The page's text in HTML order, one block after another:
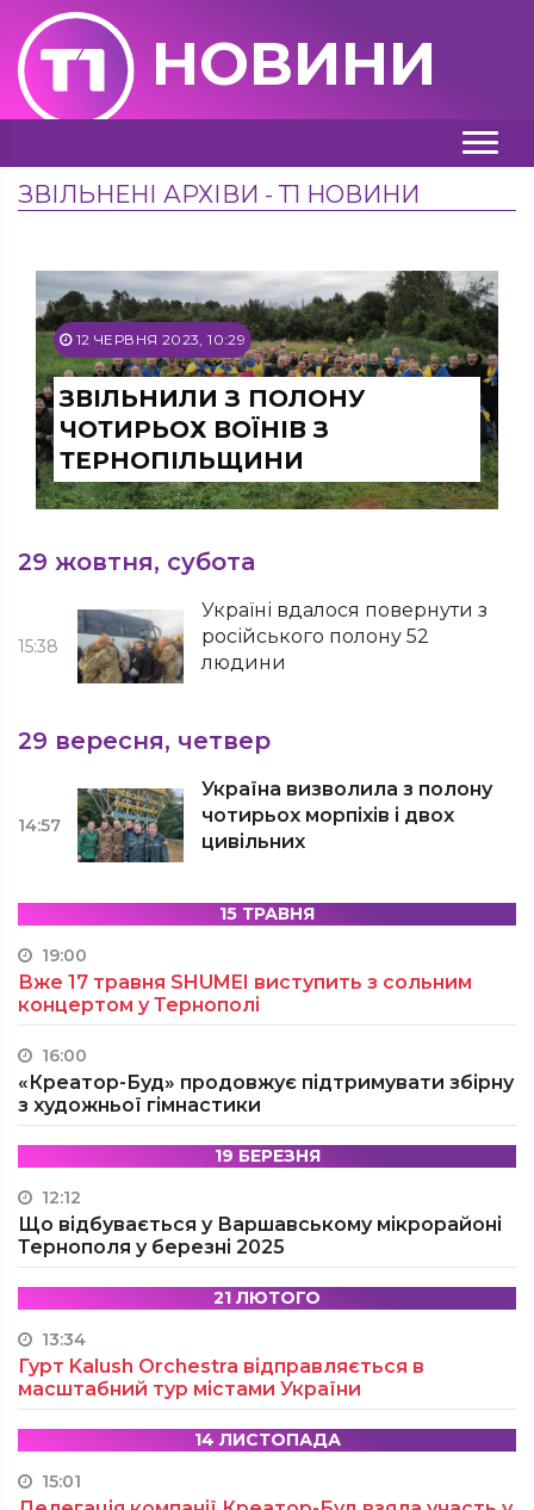
НОВИНИ
ЗВІЛЬНЕНІ АРХІВИ - Т1 НОВИНИ
12 ЧЕРВНЯ 2023, 10:29
ЗВІЛЬНИЛИ З ПОЛОНУ
ЧОТИРЬОХ ВОЇНІВ З
ТЕРНОПІЛЬЩИНИ
29 жовтня, субота
15:38
Україні вдалося повернути з
російського полону 52
людини
29 вересня, четвер
14:57
Україна визволила з полону
чотирьох морпіхів і двох
цивільних
15 ТРАВНЯ
19:00
Вже 17 травня SHUMEI виступить з сольним
концертом у Тернополі
16:00
«Креатор-Буд» продовжує підтримувати збірну
з художньої гімнастики
19 БЕРЕЗНЯ
12:12
Що відбувається у Варшавському мікрорайоні
Тернополя у березні 2025
21 ЛЮТОГО
13:34
Гурт Kalush Orchestra відправляється в
масштабний тур містами України
14 ЛИСТОПАДА
15:01